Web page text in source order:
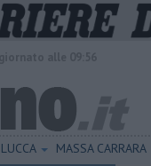
LUCCA MASSA CARRARA